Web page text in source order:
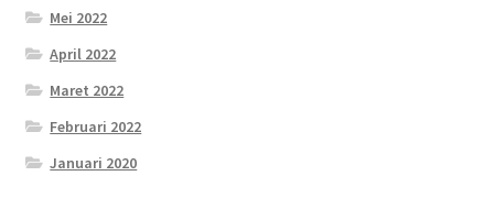
Mei 2022
April 2022
Maret 2022
Februari 2022
Januari 2020